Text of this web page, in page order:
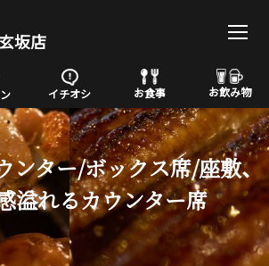
坂店
イチオシ お食事 お飲み物
ンター/ボックス席/座敷、
溢れるカウンター席